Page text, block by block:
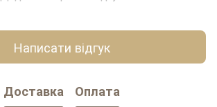
Написати відгук
Доставка Оплата